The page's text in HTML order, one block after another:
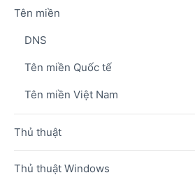
Tên miền
DNS
Tên miền Quốc tế
Tên miền Việt Nam
Thủ thuật
Thủ thuật Windows